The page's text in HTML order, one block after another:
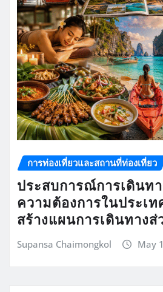
การท่องเที่ยวและสถานที่ท่องเที่ยว
ประสบการณ์การเดินท
ความต้องการในประเท
สร้างแผนการเดินทาง
Supansa Chaimongkol May